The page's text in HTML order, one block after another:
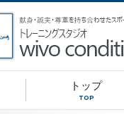
トップ
TOP